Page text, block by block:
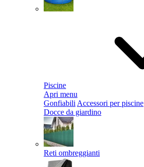
Piscine
Apri menu
Gonfiabili Accessori per piscine
Docce da giardino
Reti ombreggianti